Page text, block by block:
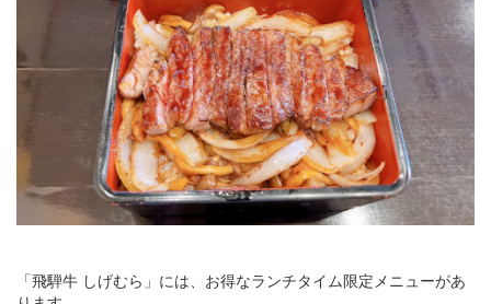
「飛騨牛 しげむら」には、お得なランチタイム限定メニューがあ